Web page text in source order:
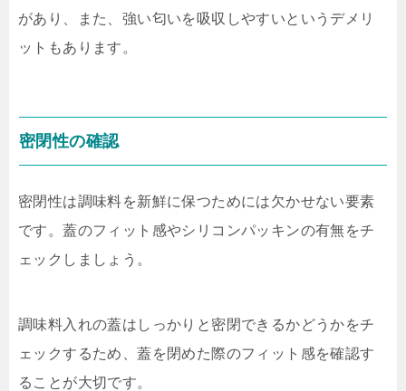
があり、また、強い匂いを吸収しやすいというデメリ
ットもあります。
密閉性の確認
密閉性は調味料を新鮮に保つためには欠かせない要素
です。蓋のフィット感やシリコンパッキンの有無をチ
ェックしましょう。
調味料入れの蓋はしっかりと密閉できるかどうかをチ
ェックするため、蓋を閉めた際のフィット感を確認す
ることが大切です。